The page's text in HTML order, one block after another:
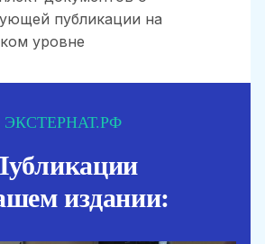
публикации на
уровне
ЭКСТЕРНАТ.РФ
издании: